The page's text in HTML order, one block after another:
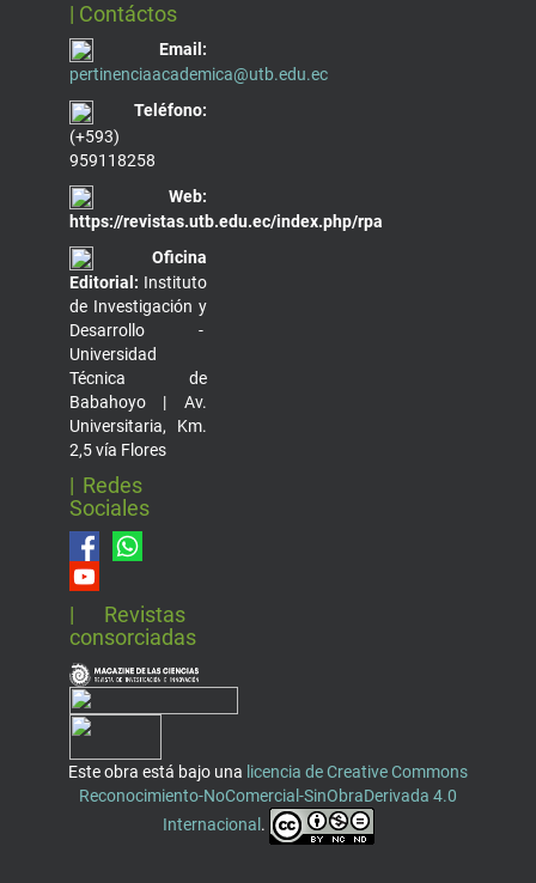
| Contáctos
Email:
pertinenciaacademica@utb.edu.ec
Teléfono:
(+593)
959118258
Web:
https://revistas.utb.edu.ec/index.php/rpa
Oficina
Editorial: Instituto
de Investigación y
Desarrollo -
Universidad
Técnica de
Babahoyo | Av.
Universitaria, Km.
2,5 vía Flores
| Redes
Sociales
| Revistas
consorciadas
Este obra está bajo una licencia de Creative Commons
Reconocimiento-NoComercial-SinObraDerivada 4.0
Internacional .